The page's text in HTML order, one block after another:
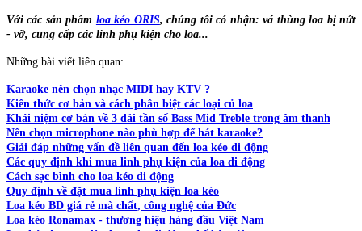
Với các sản phẩm loa kéo ORIS, chúng tôi có nhận: vá thùng loa bị nứt
- vỡ, cung cấp các linh phụ kiện cho loa...
Những bài viết liên quan:
Karaoke nên chọn nhạc MIDI hay KTV ?
Kiến thức cơ bản và cách phân biệt các loại củ loa
Khái niệm cơ bản về 3 dải tần số Bass Mid Treble trong âm thanh
Nên chọn microphone nào phù hợp để hát karaoke?
Giải đáp những vấn đề liên quan đến loa kéo di động
Các quy định khi mua linh phụ kiện của loa di động
Cách sạc bình cho loa kéo di động
Quy định về đặt mua linh phụ kiện loa kéo
Loa kéo BD giá rẻ mà chất, công nghệ của Đức
Loa kéo Ronamax - thương hiệu hàng đầu Việt Nam